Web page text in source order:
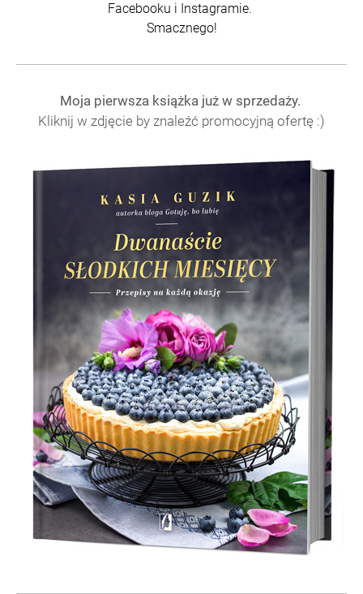
Facebooku i Instagramie.
Smacznego!
Moja pierwsza książka już w sprzedaży.
Kliknij w zdjęcie by znaleźć promocyjną ofertę :)